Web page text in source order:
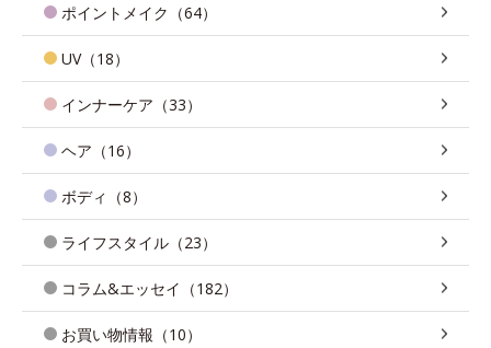
ポイントメイク（64）
UV（18）
インナーケア（33）
ヘア（16）
ボディ（8）
ライフスタイル（23）
コラム&エッセイ（182）
お買い物情報（10）